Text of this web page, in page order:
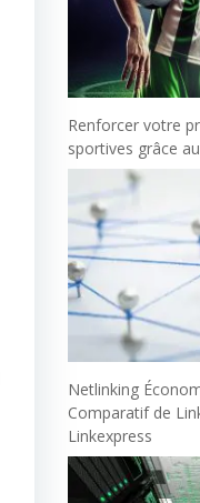
Renforcer votre
sportives grâce
Netlinking
Comparatif de
Linkexpress